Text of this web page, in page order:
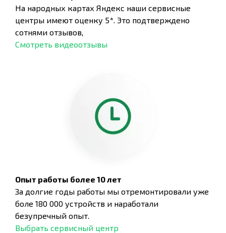
На народных картах Яндекс наши сервисные
центры имеют оценку 5*. Это подтверждено
сотнями отзывов,
Смотреть видеоотзывы
Опыт работы более 10 лет
За долгие годы работы мы отремонтировали уже
боле 180 000 устройств и наработали
безупречный опыт.
Выбрать сервисный центр